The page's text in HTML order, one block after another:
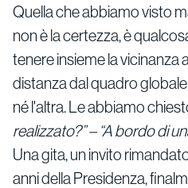
Quella che abbiamo visto
non è la certezza, è
tenere insieme la vicinanza
distanza dal quadro
né l'altra. Le abbiamo
realizzato?” – “A bordo di
Una gita, un invito
anni della Presidenza,